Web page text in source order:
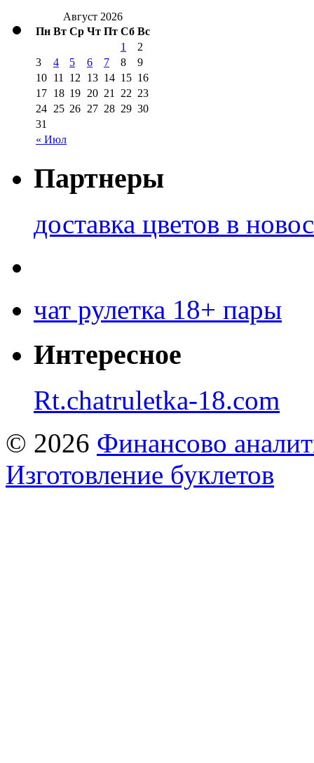
Август 2026
Пн Вт Ср Чт Пт Сб Вс
« Июл
1
2
3
4 5 6 7 8
9
10 11 12 13 14 15 16
17 18 19 20 21 22 23
24 25 26 27 28 29 30
31
Партнеры
доставка цветов в
чат рулетка 18+ пары
Интересное
Rt.chatruletka-18.com
© 2026 Финансово
Изготовление буклетов